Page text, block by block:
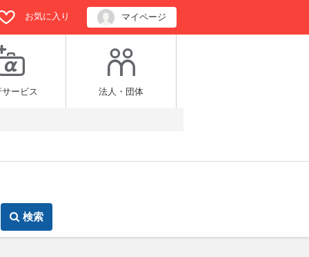
お気に入り マイページ
ービス 法人・団体
検索